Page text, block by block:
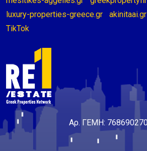
luxury-properties-greece.gr
akinitaai.gr
TikTok
Αρ. ΓΕΜΗ: